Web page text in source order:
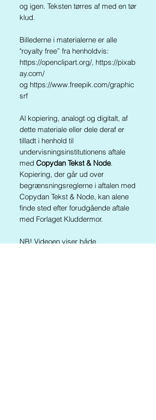
og igen. Teksten tørres af med en tør
klud.
Billederne i materialerne er alle
"royalty free” fra henholdvis:
https://openclipart.org/, https://pixab
ay.com/
og https://www.freepik.com/graphic
srf
Al kopiering, analogt og digitalt, af
dette materiale eller dele deraf er
tilladt i henhold til
undervisningsinstitutionens aftale
med Copydan Tekst & Node.
Kopiering, der går ud over
begrænsningsreglerne i aftalen med
Copydan Tekst & Node, kan alene
finde sted efter forudgående aftale
med Forlaget Kluddermor.
NB! Videoen viser både